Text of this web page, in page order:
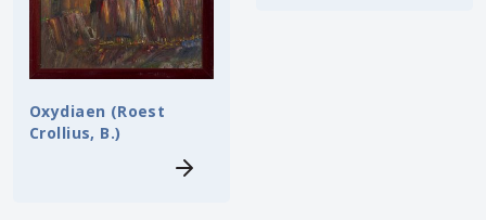
Oxydiaen (Roest
Crollius, B.)